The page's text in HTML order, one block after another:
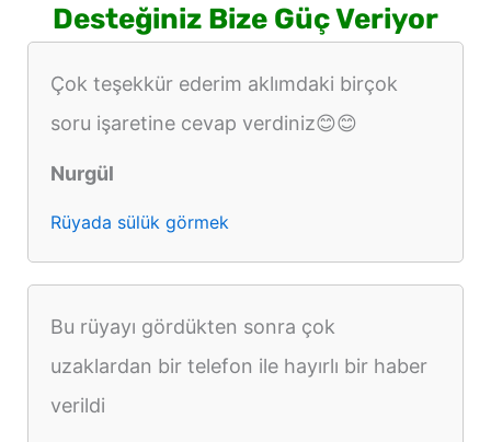
Desteğiniz Bize Güç Veriyor
Çok teşekkür ederim aklımdaki birçok
soru işaretine cevap verdiniz😊😊
Nurgül
Rüyada sülük görmek
Bu rüyayı gördükten sonra çok
uzaklardan bir telefon ile hayırlı bir haber
verildi